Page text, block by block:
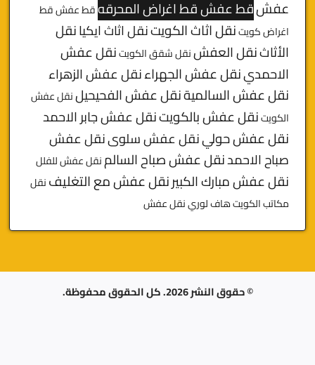
عفشقط عفش قط اغراض المحرقهقط عفش قط
اغراض كويتنقل اثاث الكويتنقل اثاث ايكيانقل
الأثاثنقل العفشنقل شقق الكويتنقل عفش
الاحمدينقل عفش الجهراءنقل عفش الزهراء
نقل عفش السالميةنقل عفش الفحيحيلنقل عفش
الكويتنقل عفش بالكويتنقل عفش جابر الاحمد
نقل عفش حولينقل عفش سلوىنقل عفش
صباح الاحمدنقل عفش صباح السالمنقل عفش للفلل
نقل عفش مبارك الكبيرنقل عفش مع التغليفنقل
مكاتب الكويتهاف لوري نقل عفش
© حقوق النشر 2026. كل الحقوق محفوظة.